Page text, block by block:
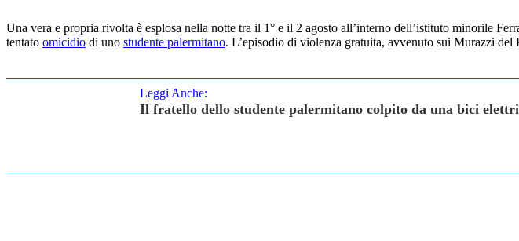
Una vera e propria rivolta è esplosa nella notte tra il 1° e il 2 agosto all’interno dell’istituto minorile
tentato omicidio di uno studente palermitano. L’episodio di violenza gratuita, avvenuto sui Murazzi del
Leggi Anche:
Il fratello dello studente palermitano colpito da una bici